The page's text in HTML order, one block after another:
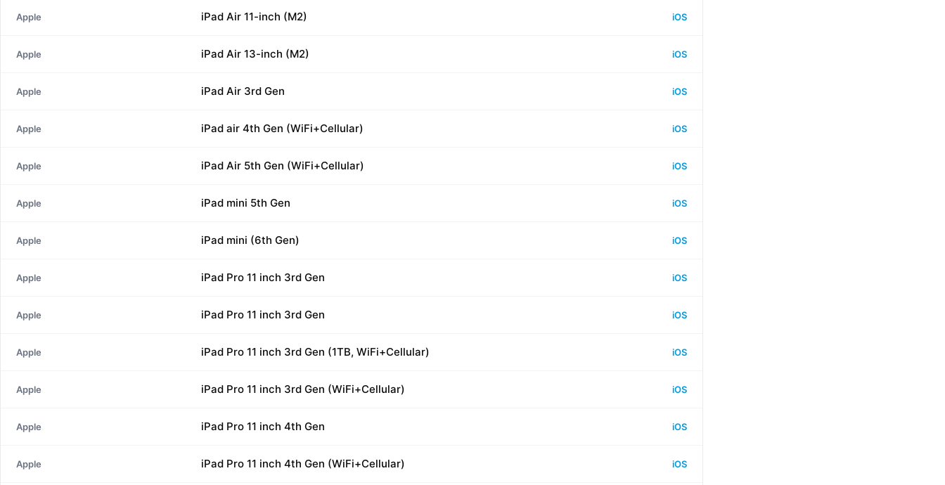
Apple iPad Air 11-inch (M2) iOS
Apple iPad Air 13-inch (M2) iOS
Apple iPad Air 3rd Gen iOS
Apple iPad air 4th Gen (WiFi+Cellular) iOS
Apple iPad Air 5th Gen (WiFi+Cellular) iOS
Apple iPad mini 5th Gen iOS
Apple iPad mini (6th Gen) iOS
Apple iPad Pro 11 inch 3rd Gen iOS
Apple iPad Pro 11 inch 3rd Gen iOS
Apple iPad Pro 11 inch 3rd Gen (1TB, WiFi+Cellular) iOS
Apple iPad Pro 11 inch 3rd Gen (WiFi+Cellular) iOS
Apple iPad Pro 11 inch 4th Gen iOS
Apple iPad Pro 11 inch 4th Gen (WiFi+Cellular) iOS